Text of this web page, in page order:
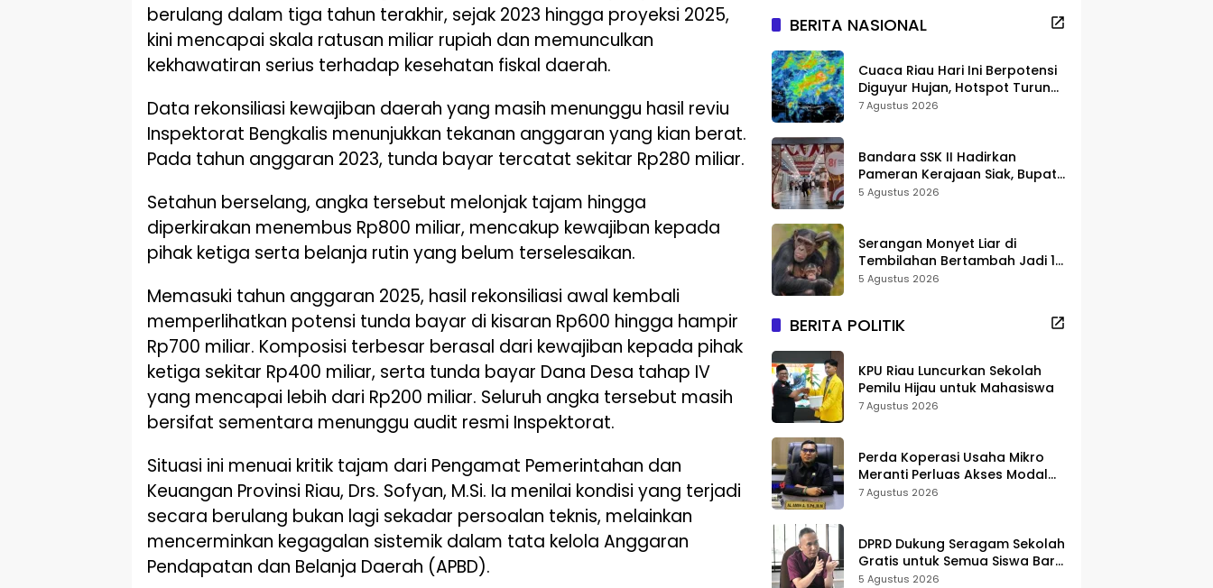
berulang dalam tiga tahun terakhir, sejak 2023 hingga proyeksi 2025,
kini mencapai skala ratusan miliar rupiah dan memunculkan
kekhawatiran serius terhadap kesehatan fiskal daerah.
Data rekonsiliasi kewajiban daerah yang masih menunggu hasil reviu
Inspektorat Bengkalis menunjukkan tekanan anggaran yang kian berat.
Pada tahun anggaran 2023, tunda bayar tercatat sekitar Rp280 miliar.
Setahun berselang, angka tersebut melonjak tajam hingga
diperkirakan menembus Rp800 miliar, mencakup kewajiban kepada
pihak ketiga serta belanja rutin yang belum terselesaikan.
Memasuki tahun anggaran 2025, hasil rekonsiliasi awal kembali
memperlihatkan potensi tunda bayar di kisaran Rp600 hingga hampir
Rp700 miliar. Komposisi terbesar berasal dari kewajiban kepada pihak
ketiga sekitar Rp400 miliar, serta tunda bayar Dana Desa tahap IV
yang mencapai lebih dari Rp200 miliar. Seluruh angka tersebut masih
bersifat sementara menunggu audit resmi Inspektorat.
Situasi ini menuai kritik tajam dari Pengamat Pemerintahan dan
Keuangan Provinsi Riau, Drs. Sofyan, M.Si. Ia menilai kondisi yang terjadi
secara berulang bukan lagi sekadar persoalan teknis, melainkan
mencerminkan kegagalan sistemik dalam tata kelola Anggaran
Pendapatan dan Belanja Daerah (APBD).
BERITA NASIONAL
Cuaca Riau Hari Ini Berpotensi
Diguyur Hujan, Hotspot Turun
Jadi 25 Titik
7 Agustus 2026
Bandara SSK II Hadirkan
Pameran Kerajaan Siak, Bupati
Afni: Jadi Ruang Edukasi
5 Agustus 2026
Serangan Monyet Liar di
Tembilahan Bertambah Jadi 16
Korban, DPKP Bantah Video
5 Agustus 2026
BERITA POLITIK
KPU Riau Luncurkan Sekolah
Pemilu Hijau untuk Mahasiswa
7 Agustus 2026
Perda Koperasi Usaha Mikro
Meranti Perluas Akses Modal
dan Pasar
7 Agustus 2026
DPRD Dukung Seragam Sekolah
Gratis untuk Semua Siswa Baru,
Minta Rehab Sekolah Jangan
5 Agustus 2026